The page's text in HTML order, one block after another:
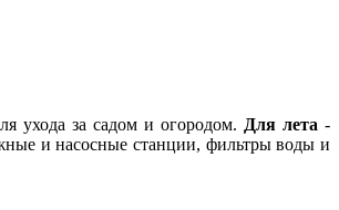
ухода за садом и огородом. Для лета -
и насосные станции, фильтры воды и